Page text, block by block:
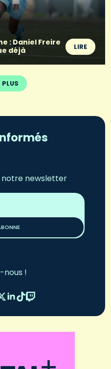
: Daniel Freire
déjà
LIRE
newsletter
nous !